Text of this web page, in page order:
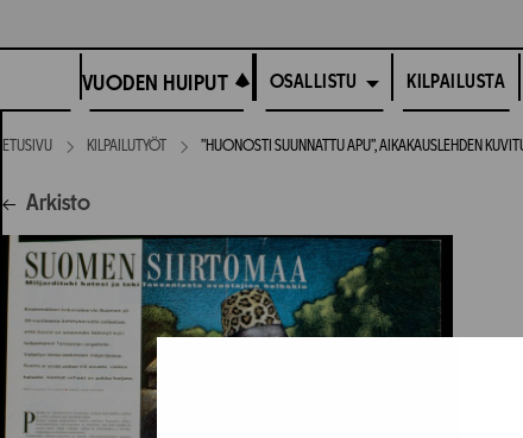
suoraan
VUODEN HUIPUT
VUODEN HUIPUT OSALLISTU KILPAILUSTA
ETUSIVU KILPAILUTYÖT ”HUONOSTI SUUNNATTU APU”, AIKAKAUSLEHDEN
Arkisto